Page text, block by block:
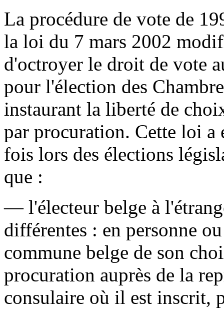
La procédure de vote de
la loi du 7 mars 2002
d'octroyer le droit de vote
pour l'élection des
instaurant la liberté de
par procuration. Cette loi a
fois lors des élections
que :
— l'électeur belge à
différentes : en personne
commune belge de son
procuration auprès de la
consulaire où il est inscrit,